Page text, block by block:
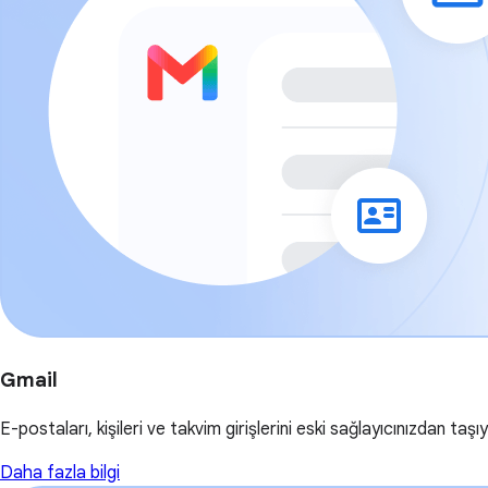
Gmail
E-postaları, kişileri ve takvim girişlerini eski sağlayıcınızdan
Daha fazla bilgi